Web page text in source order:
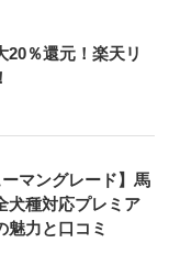
20％還元！楽天リ
ーマングレード】馬
犬種対応プレミア
魅力と口コミ